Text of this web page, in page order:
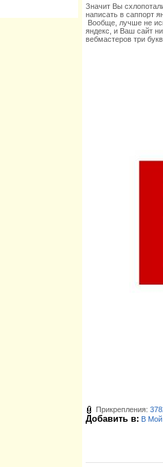
Значит Вы
написать в саппорт
Вообще, лучше не
яндекс, и Ваш сайт
вебмастеров три
Прикрепления:
Добавить в: В